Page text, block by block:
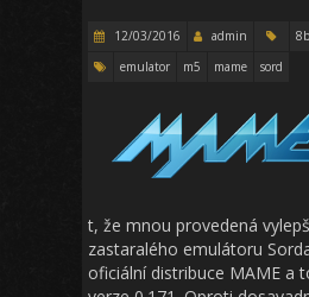
12/03/2016 admin
emulator
m5 mame sord
t, že mnou provedená
zastaralého emulátoru
oficiální distribuce MAME a